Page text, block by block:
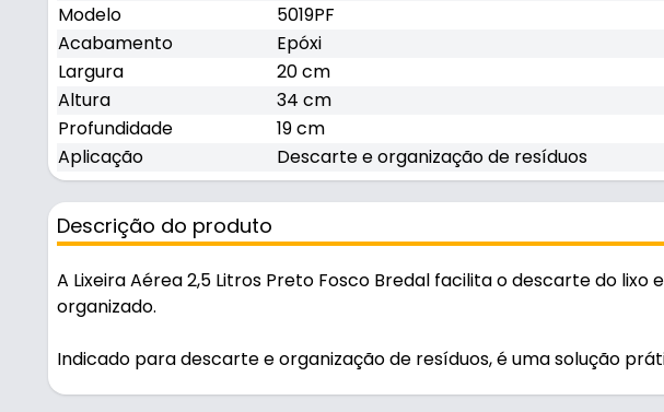
Modelo
5019PF
Acabamento
Epóxi
Largura
20 cm
Altura
34 cm
Profundidade
19 cm
Aplicação
Descarte e organização de resíduos
Descrição do produto
A Lixeira Aérea 2,5 Litros Preto Fosco Bredal facilita o descarte do
organizado.
Indicado para descarte e organização de resíduos, é uma solução